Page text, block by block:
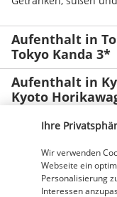
Aufenthalt in
Tokyo Kanda 3*
Aufenthalt in
Kyoto
Aufenthalt in
Gut zu wissen
Ihre
Wir verwenden
Webseite ein
Personalisierung
Interessen